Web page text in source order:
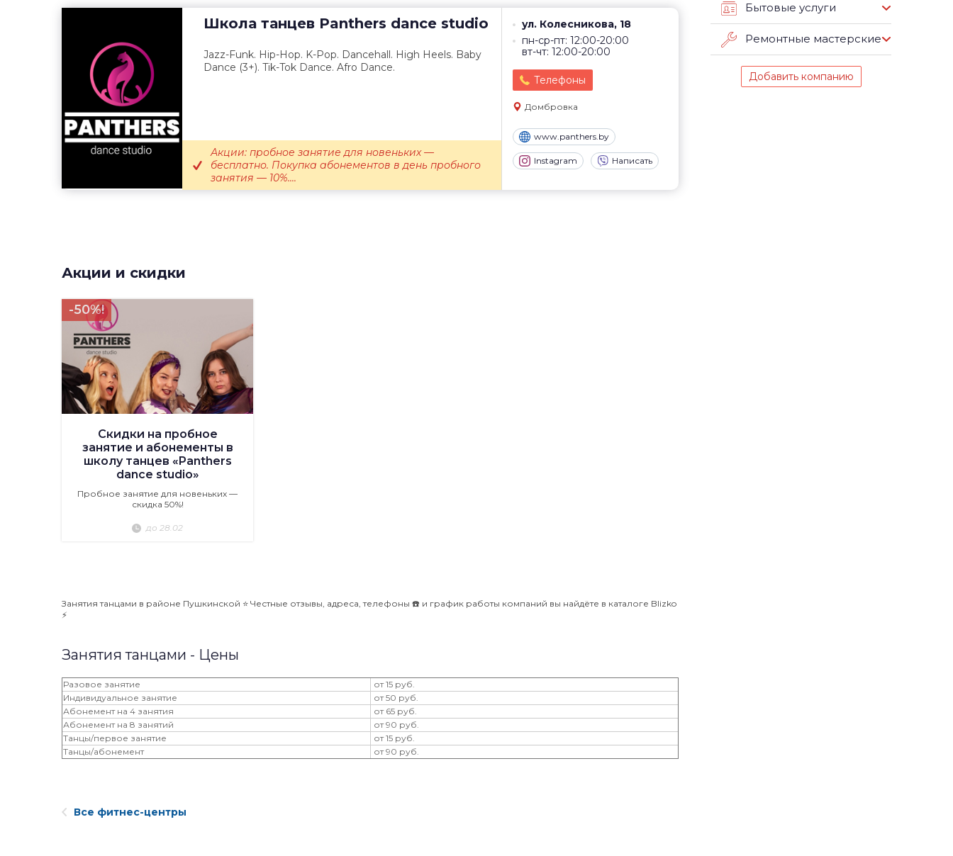
Школа танцев Panthers dance studio
ул. Колесникова, 18
пн-ср-пт: 12:00-20:00
вт-чт: 12:00-20:00
Телефоны
Домбровка
www.panthers.by
Instagram Написать
Jazz-Funk. Hip-Hop. K-Pop. Dancehall. High Heels. Baby
Dance (3+). Tik-Tok Dance. Afro Dance.
Акции: пробное занятие для новеньких —
бесплатно. Покупка абонементов в день пробного
занятия — 10%....
Акции и скидки
-50%!
Скидки на пробное
занятие и абонементы в
школу танцев «Panthers
dance studio»
Пробное занятие для новеньких —
скидка 50%!
до 28.02
Занятия танцами в районе Пушкинской ⭐️ Честные отзывы, адреса, телефоны ☎️ и график работы компаний вы найдёте в каталоге Blizko
⚡️
Занятия танцами - Цены
Разовое занятие
от 15 руб.
Индивидуальное занятие
от 50 руб.
Абонемент на 4 занятия
от 65 руб.
Абонемент на 8 занятий
от 90 руб.
Танцы/первое занятие
от 15 руб.
Танцы/абонемент
от 90 руб.
Бытовые услуги
Ремонтные мастерские
Добавить компанию
Все фитнес-центры